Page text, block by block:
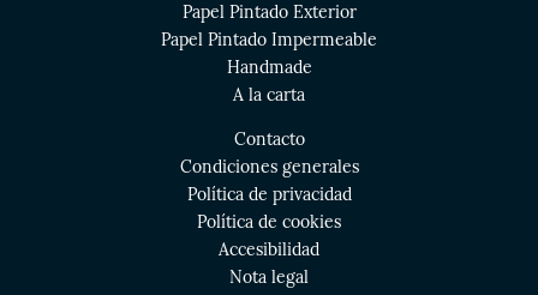
Papel Pintado Exterior
Papel Pintado Impermeable
Handmade
A la carta
Contacto
Condiciones generales
Política de privacidad
Política de cookies
Accesibilidad
Nota legal